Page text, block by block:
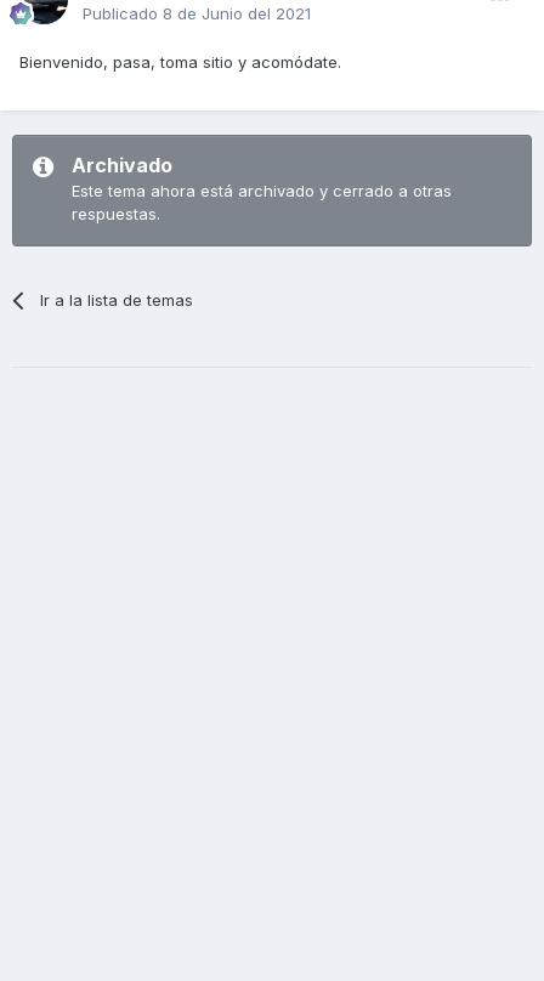
Publicado 8 de Junio del 2021
Bienvenido, pasa, toma sitio y acomódate.
Archivado
Este tema ahora está archivado y cerrado a otras
respuestas.
Ir a la lista de temas